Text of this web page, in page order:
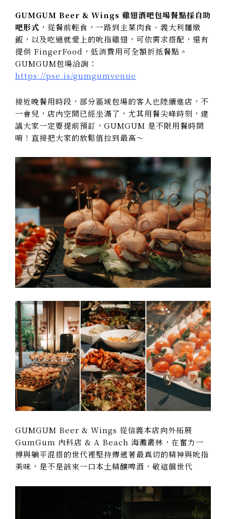
GUMGUM Beer & Wings 雞翅酒吧包場餐點採自助
吧形式 ，從餐前輕食，一路到主菜肉食、義大利麵燉
飯，以及吃過就愛上的吮指雞翅，可依需求搭配，還有
提供 FingerFood，低消費用可全額折抵餐點。
GUMGUM包場洽詢：
https://pse.is/gumgumvenue
接近晚餐用時段，部分區域包場的客人也陸續進店，不
一會兒，店內空間已經坐滿了，尤其用餐尖峰時刻，建
議大家一定要提前預訂，GUMGUM 是不限用餐時間
唷！直接把大家的放鬆值拉到最高～
GUMGUM Beer & Wings 從信義本店向外拓展
GumGum 內科店 & A Beach 海灘叢林，在奮力一
搏與躺平混搭的世代裡堅持傳遞著最真切的精神與吮指
美味，是不是該來一口本土精釀啤酒，敬這個世代